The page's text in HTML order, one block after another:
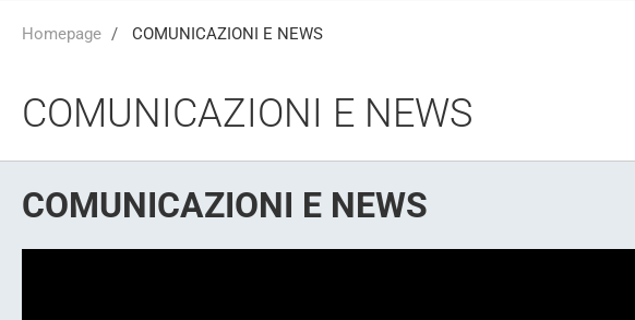
COMUNICAZIONI E NEWS
COMUNICAZIONI E NEWS